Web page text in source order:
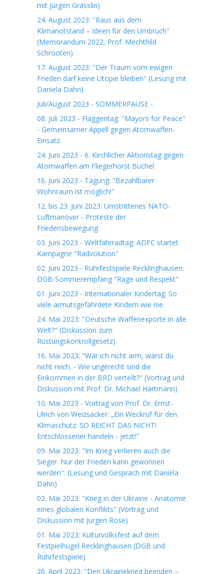
mit Jürgen Grässlin)
24. August 2023: "Raus aus dem
Klimanotstand – Ideen für den Umbruch"
(Memorandum 2022, Prof. Mechthild
Schrooten)
17. August 2023: "Der Traum vom ewigen
Frieden darf keine Utopie bleiben" (Lesung mit
Daniela Dahn)
Juli/August 2023 - SOMMERPAUSE -
08. Juli 2023 - Flaggentag: "Mayors for Peace"
- Gemeinsamer Appell gegen Atomwaffen-
Einsatz
24. Juni 2023 - 6. Kirchlicher Aktionstag gegen
Atomwaffen am Fliegerhorst Büchel
16. Juni 2023 - Tagung: "Bezahlbarer
Wohnraum ist möglich!"
12. bis 23. Juni 2023: Umstrittenes NATO-
Luftmanöver - Proteste der
Friedensbewegung
03. Juni 2023 - Weltfahrradtag: ADFC startet
Kampagne "Radvolution"
02. Juni 2023 - Ruhrfestspiele Recklinghausen:
DGB-Sommerempfang "Rage und Respekt"
01. Juni 2023 - Internationaler Kindertag: So
viele armutsgefährdete Kindern wie nie
24. Mai 2023: "Deutsche Waffenexporte in alle
Welt?" (Diskussion zum
Rüstungskontrollgesetz)
16. Mai 2023: "Wär ich nicht arm, wärst du
nicht reich. - Wie ungerecht sind die
Einkommen in der BRD verteilt?" (Vortrag und
Diskussion mit Prof. Dr. Michael Hartmann)
10. Mai 2023 - Vortrag von Prof. Dr. Ernst-
Ulrich von Weizsäcker: „Ein Weckruf für den
Klimaschutz: SO REICHT DAS NICHT!
Entschlossener handeln - jetzt!"
09. Mai 2023: "Im Krieg verlieren auch die
Sieger. Nur der Frieden kann gewonnen
werden". (Lesung und Gespräch mit Daniela
Dahn)
02. Mai 2023: "Krieg in der Ukraine - Anatomie
eines globalen Konflikts" (Vortrag und
Diskussion mit Jürgen Rose)
01. Mai 2023: Kulturvolksfest auf dem
Festpielhügel Recklinghausen (DGB und
Ruhrfestspiele)
26. April 2023: "Den Ukrainekrieg beenden –